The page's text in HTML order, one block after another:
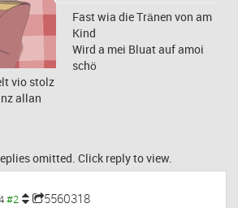
Fast wia die Tränen von am
Kind
Wird a mei Bluat auf amoi
schö
vio stolz
allan
omitted. Click reply to view.
5560318